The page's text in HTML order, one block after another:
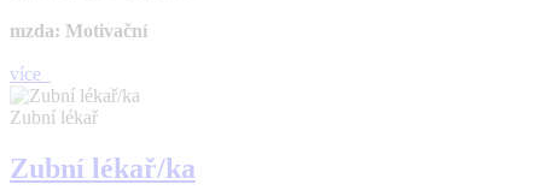
mzda: Motivační
více
Zubní lékař
Zubní lékař/ka